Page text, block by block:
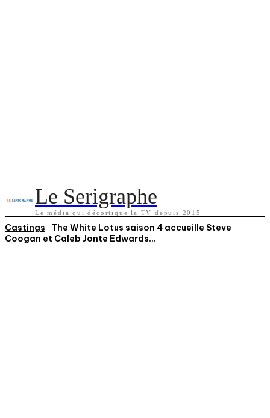
Le Serigraphe
Le média qui décortique la TV depuis 2015
Castings
The White Lotus saison 4 accueille Steve
Coogan et Caleb Jonte Edwards...